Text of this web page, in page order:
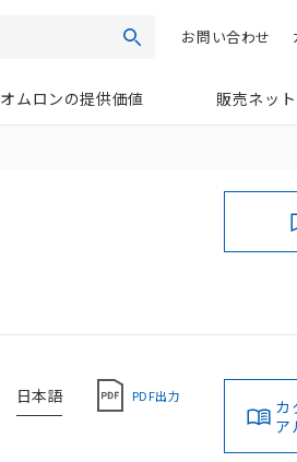
検索お問い合わせ
オムロンの提供価値 販売ネッ
日本語 PDF出力
カ
ア